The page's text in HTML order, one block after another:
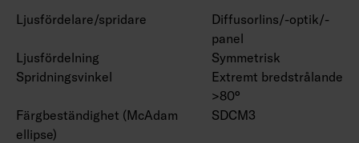
Ljusfördelare/spridare
Diffusorlins/-optik/-
panel
Ljusfördelning
Symmetrisk
Spridningsvinkel
Extremt bredstrålande
>80°
Färgbeständighet (McAdam
ellipse)
SDCM3